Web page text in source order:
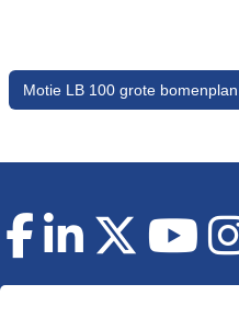
Motie LB 100 grote bomenplan